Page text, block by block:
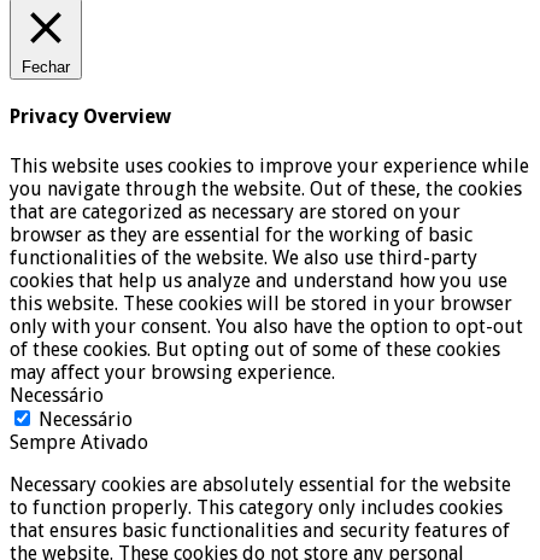
Fechar
Privacy Overview
This website uses cookies to improve your experience while
you navigate through the website. Out of these, the cookies
that are categorized as necessary are stored on your
browser as they are essential for the working of basic
functionalities of the website. We also use third-party
cookies that help us analyze and understand how you use
this website. These cookies will be stored in your browser
only with your consent. You also have the option to opt-out
of these cookies. But opting out of some of these cookies
may affect your browsing experience.
Necessário
Necessário
Sempre Ativado
Necessary cookies are absolutely essential for the website
to function properly. This category only includes cookies
that ensures basic functionalities and security features of
the website. These cookies do not store any personal